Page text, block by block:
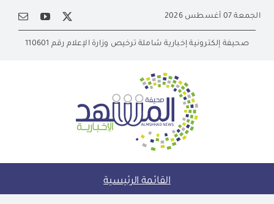
content
الجمعة 07 أغسطس 2026
صحيفة إلكترونية إخبارية شاملة ترخيص وزارة الإعلام رقم 110601
القائمة الرئيسية